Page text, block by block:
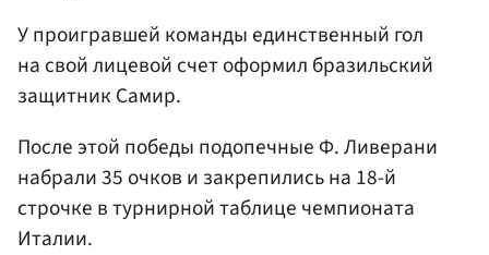
У проигравшей команды единственный гол
на свой лицевой счет оформил бразильский
защитник Самир.
После этой победы подопечные Ф. Ливерани
набрали 35 очков и закрепились на 18-й
строчке в турнирной таблице чемпионата
Италии.